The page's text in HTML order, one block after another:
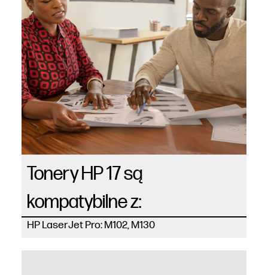
Tonery HP 17 są
kompatybilne z:
HP LaserJet Pro: M102, M130